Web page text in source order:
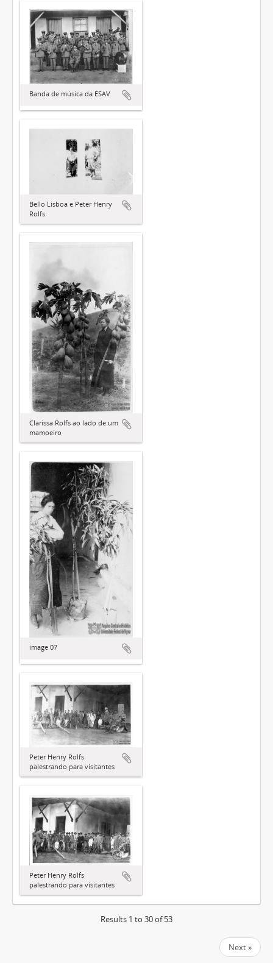
Banda de música da ESAV
Bello Lisboa e Peter Henry
Rolfs
Clarissa Rolfs ao lado de um
mamoeiro
image 07
Peter Henry Rolfs
palestrando para visitantes
Peter Henry Rolfs
palestrando para visitantes
Results 1 to 30 of 53
Next »